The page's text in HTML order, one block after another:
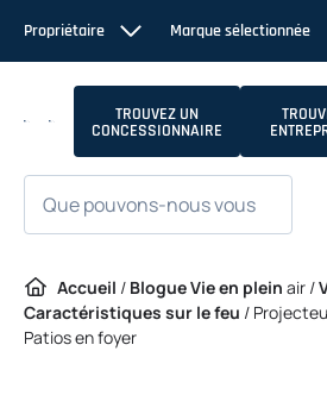
contenu
Propriétaire Marque sélectionnée
TROUVEZ UN
CONCESSIONNAIRE
Accueil / Blogue Vie en plein air /
Caractéristiques sur le feu /
Patios en foyer